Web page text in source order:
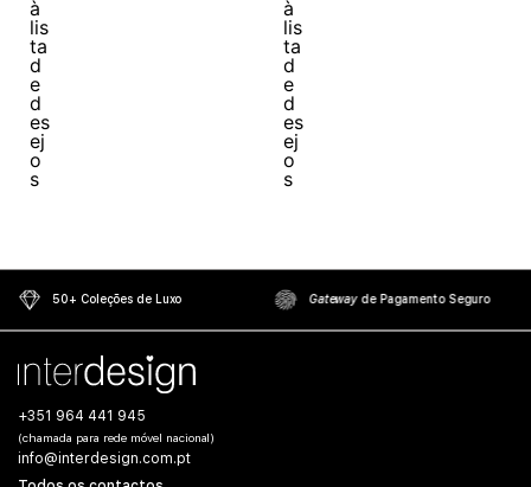
50+ Coleções de Luxo Gatewayde Pagamento Seguro
+351 964 441 945
(chamada para rede móvel nacional)
info@interdesign.com.pt